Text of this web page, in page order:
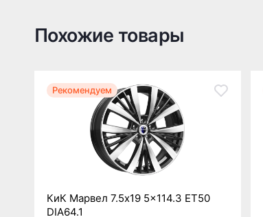
Похожие товары
Рекомендуем
КиК Марвел 7.5x19 5x114.3 ET50
DIA64.1